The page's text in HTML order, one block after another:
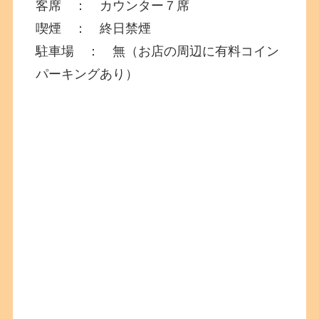
客席 ： カウンター７席
喫煙 ： 終日禁煙
駐車場 ： 無（お店の周辺に有料コイン
パーキングあり）